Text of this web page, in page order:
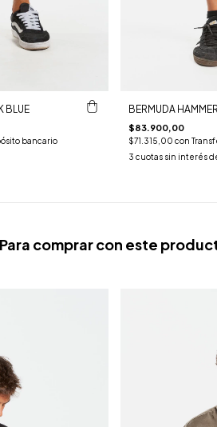
BLUE
bancario
BERMUDA
$83.900,00
$71.315,00 con
3 cuotas sin interés
Para comprar con este